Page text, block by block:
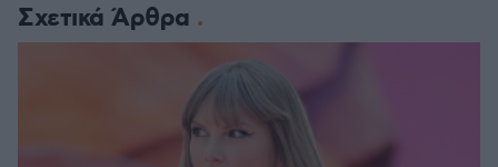
Σχετικά Άρθρα